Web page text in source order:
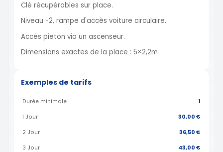
Clé récupérables sur place.
Niveau -2, rampe d'accès voiture circulaire.
Accès pieton via un ascenseur.
Dimensions exactes de la place : 5×2,2m
Exemples de tarifs
Durée minimale 1
1 Jour 30,00 €
2 Jour 36,50 €
3 Jour 43,00 €